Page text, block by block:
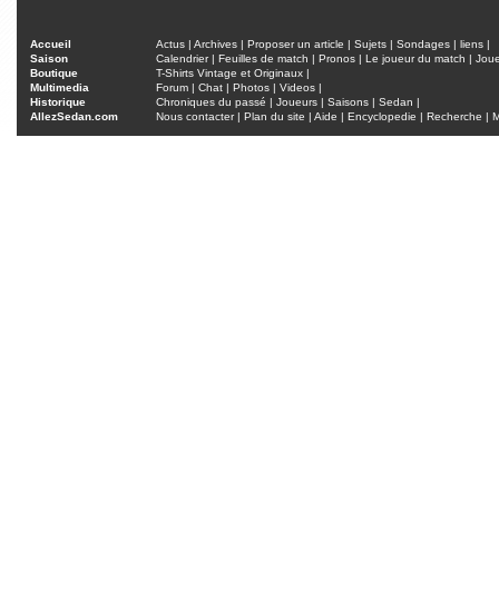
Accueil Actus | Archives | Proposer un article | Sujets | Sondages | liens |
Saison
Calendrier| Feuilles de match | Pronos | Le joueur du match |
Boutique
T-Shirts Vintage et Originaux |
Multimedia
Forum | Chat | Photos | Videos |
Historique
Chroniques du passé | Joueurs | Saisons | Sedan |
AllezSedan.com
Nous contacter| Plan du site | Aide | Encyclopedie | Recherche |